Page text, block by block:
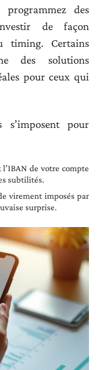
des
de façon
timing. Certains
des solutions
pour ceux qui
s’imposent pour
de votre compte
subtilités.
virement imposés par
surprise.